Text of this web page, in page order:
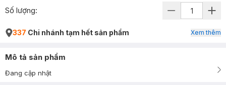
Số lượng:
337 Chi nhánh tạm hết sản phẩm Xem thêm
Mô tả sản phẩm
Đang cập nhật